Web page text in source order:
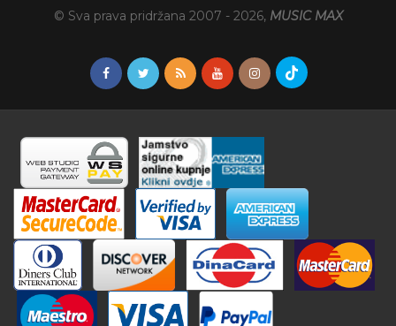
© Sva prava pridržana 2007 - 2026, MUSIC MAX